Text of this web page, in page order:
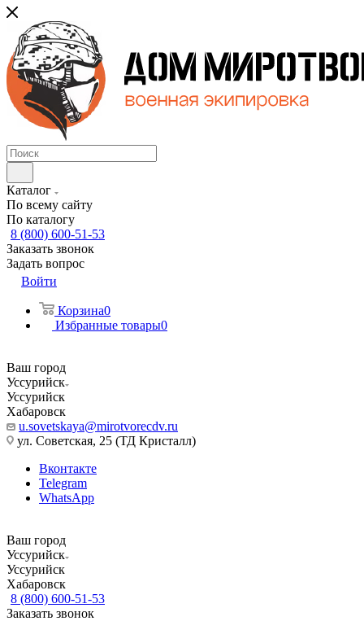
Каталог
По всему сайту
По каталогу
8 (800) 600-51-53
Заказать звонок
Задать вопрос
Войти
Корзина0
Избранные товары0
Ваш город
Уссурийск
Уссурийск
Хабаровск
u.sovetskaya@mirotvorecdv.ru
ул. Советская, 25 (ТД Кристалл)
Вконтакте
Telegram
WhatsApp
Ваш город
Уссурийск
Уссурийск
Хабаровск
8 (800) 600-51-53
Заказать звонок